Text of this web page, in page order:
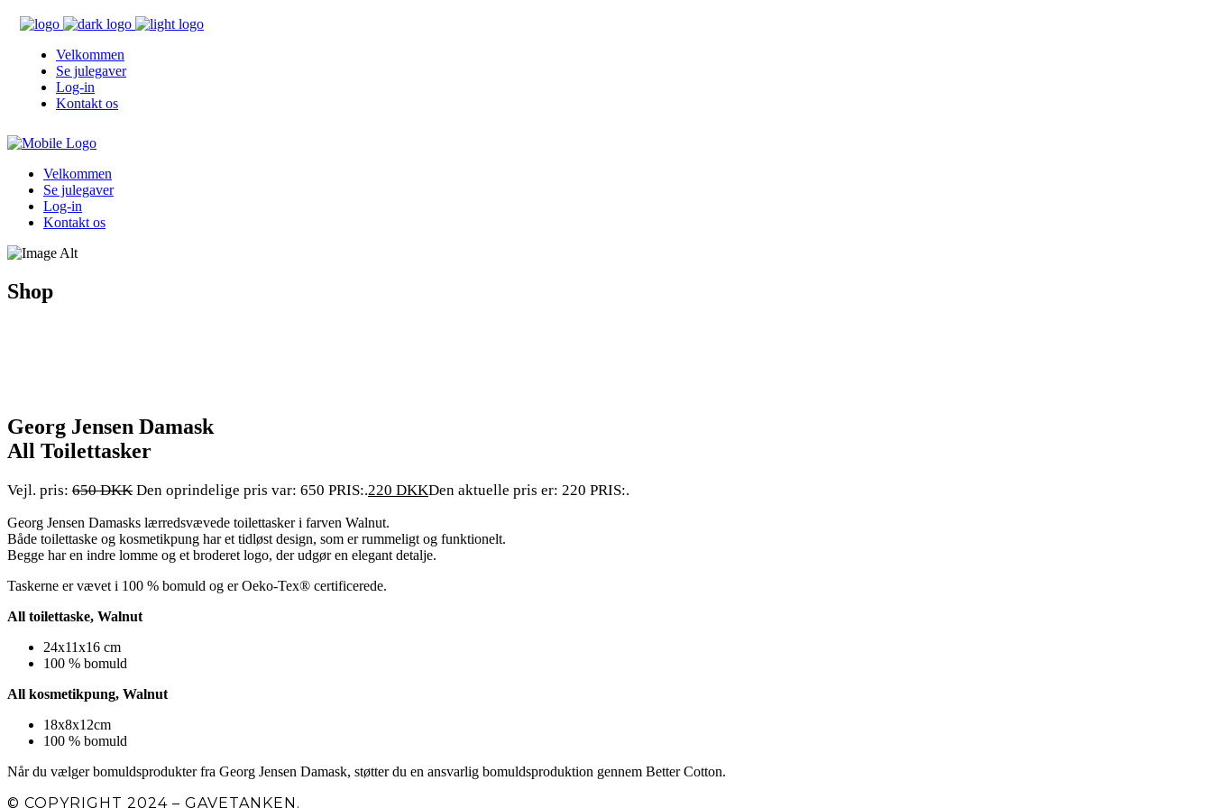
Velkommen
Se julegaver
Log-in
Kontakt os
Velkommen
Se julegaver
Log-in
Kontakt os
Shop
Georg Jensen Damask
All Toilettasker
650 Den oprindelige pris var: 650 PRIS:.220 Den aktuelle pris er: 220 PRIS:.
Georg Jensen Damasks lærredsvævede toilettasker i farven Walnut.
Både toilettaske og kosmetikpung har et tidløst design, som er rummeligt og funktionelt.
Begge har en indre lomme og et broderet logo, der udgør en elegant detalje.
Taskerne er vævet i 100 % bomuld og er Oeko-Tex® certificerede.
All toilettaske, Walnut
24x11x16 cm
100 % bomuld
All kosmetikpung, Walnut
18x8x12cm
100 % bomuld
Når du vælger bomuldsprodukter fra Georg Jensen Damask, støtter du en ansvarlig bomuldsproduktion gennem Better Cotton.
© COPYRIGHT 2024 – GAVETANKEN.